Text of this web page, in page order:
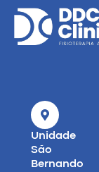
Unidade
São
Bernando